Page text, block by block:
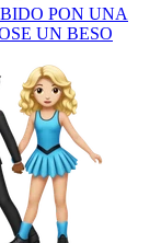
PON UNA
UN BESO